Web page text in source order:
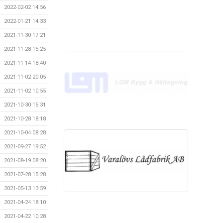
2022-02-02 14:56
2022-01-21 14:33
2021-11-30 17:21
2021-11-28 15:25
2021-11-14 18:40
2021-11-02 20:05
2021-11-02 10:55
2021-10-30 15:31
2021-10-28 18:18
2021-10-04 08:28
2021-09-27 19:52
2021-08-19 08:20
2021-07-28 15:28
2021-05-13 13:59
2021-04-24 18:10
2021-04-22 10:28